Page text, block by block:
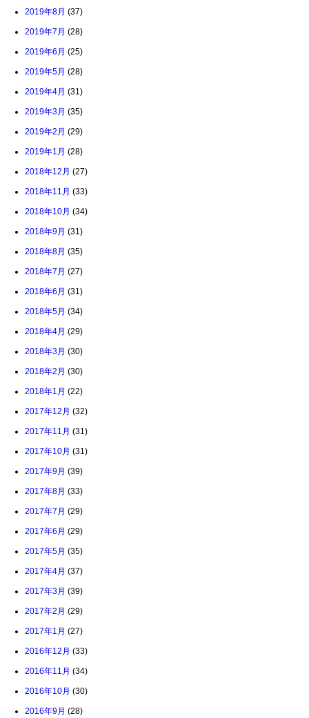
2019年8月 (37)
2019年7月 (28)
2019年6月 (25)
2019年5月 (28)
2019年4月 (31)
2019年3月 (35)
2019年2月 (29)
2019年1月 (28)
2018年12月 (27)
2018年11月 (33)
2018年10月 (34)
2018年9月 (31)
2018年8月 (35)
2018年7月 (27)
2018年6月 (31)
2018年5月 (34)
2018年4月 (29)
2018年3月 (30)
2018年2月 (30)
2018年1月 (22)
2017年12月 (32)
2017年11月 (31)
2017年10月 (31)
2017年9月 (39)
2017年8月 (33)
2017年7月 (29)
2017年6月 (29)
2017年5月 (35)
2017年4月 (37)
2017年3月 (39)
2017年2月 (29)
2017年1月 (27)
2016年12月 (33)
2016年11月 (34)
2016年10月 (30)
2016年9月 (28)